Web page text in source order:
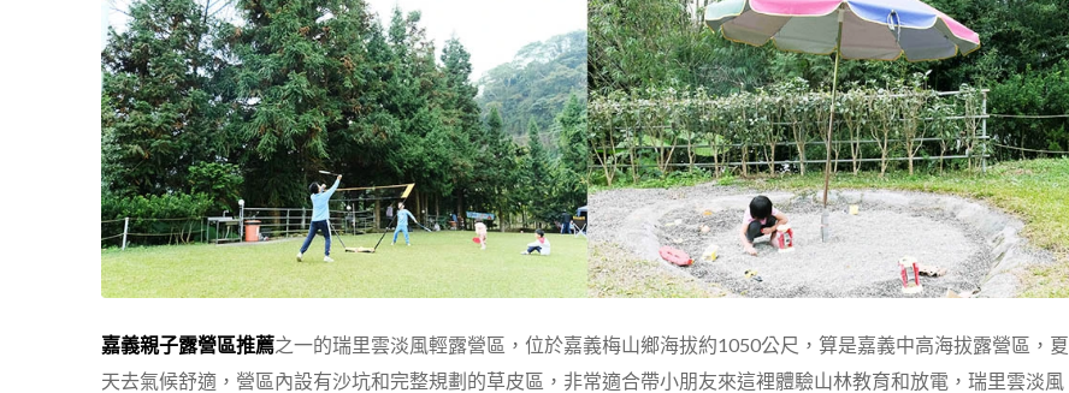
嘉義親子露營區推薦之一的瑞里雲淡風輕露營區，位於嘉義梅山鄉海拔約1050公尺，算是嘉義中高海拔露營區，夏
天去氣候舒適，營區內設有沙坑和完整規劃的草皮區，非常適合帶小朋友來這裡體驗山林教育和放電，瑞里雲淡風